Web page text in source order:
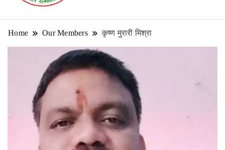
Home Our Members कृष्ण मुरारी मिश्रा